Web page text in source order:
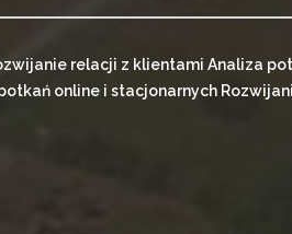
relacji z klientami Analiza
online i stacjonarnych